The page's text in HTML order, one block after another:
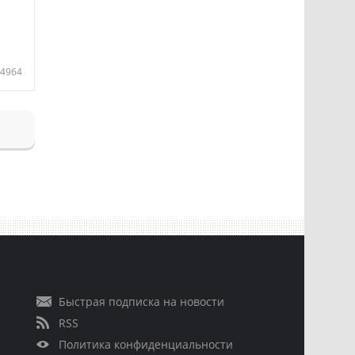
4964
Быстрая подписка на новости
RSS
Политика конфиденциальности